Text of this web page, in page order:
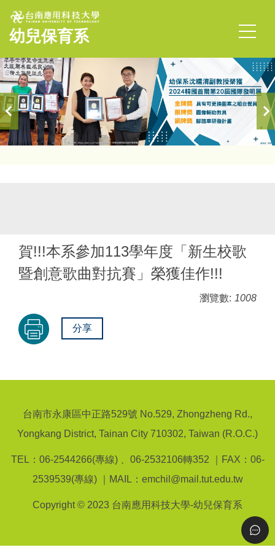
跳
到
主
內
容
區
幼兒保育系
賀!!!本系參加113學年度「新生校歌
暨創意歌曲對抗賽」榮獲佳作!!!
瀏覽數: 1008
分享
台南市永康區中正路529號 No.529, Zhongzheng Rd.,
Yongkang District, Tainan City 710302, Taiwan (R.O.C.)
TEL：06-2544266(專線) 、06-2532106轉352 ｜FAX：06-
2539539(專線) ｜MAIL：emchil@mail.tut.edu.tw
Copyright © 2023 台南應用科技大學-幼兒保育系